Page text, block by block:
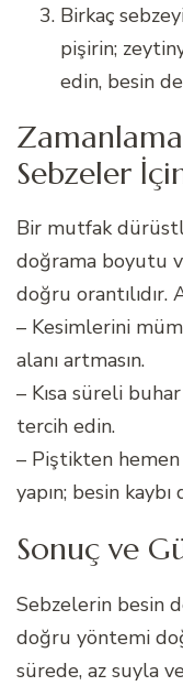
Birkaç
pişirin;
edin, besin
Sebzeler
Bir mutfak
doğrama boyutu
doğru orantılıdır.
– Kesimlerini
alanı artmasın.
– Kısa süreli
tercih edin.
– Piştikten hemen
yapın; besin kaybı
Sonuç ve
Sebzelerin besin
doğru yöntemi
sürede, az suyla